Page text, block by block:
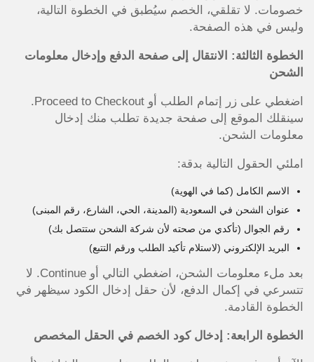
خصومات. لا تقلقي، الخصم سيُطبق في الخطوة التالية،
وليس في هذه الصفحة.
الخطوة الثالثة: الانتقال إلى صفحة الدفع وإدخال معلومات
الشحن
اضغطي على زر إتمام الطلب أو Proceed to Checkout.
سينقلك الموقع إلى صفحة جديدة تطلب منك إدخال
معلومات الشحن.
املئي الحقول التالية بدقة:
الاسم الكامل (كما في الهوية)
عنوان الشحن في السعودية (المدينة، الحي، الشارع، رقم المبنى)
رقم الجوال (تأكدي من صحته لأن شركة الشحن ستتصل بك)
البريد الإلكتروني (لاستلام تأكيد الطلب ورقم التتبع)
بعد ملء معلومات الشحن، اضغطي التالي أو Continue. لا
تتسرعي في إكمال الدفع، لأن حقل إدخال الكود سيظهر في
الخطوة القادمة.
الخطوة الرابعة: إدخال كود الخصم في الحقل المخصص